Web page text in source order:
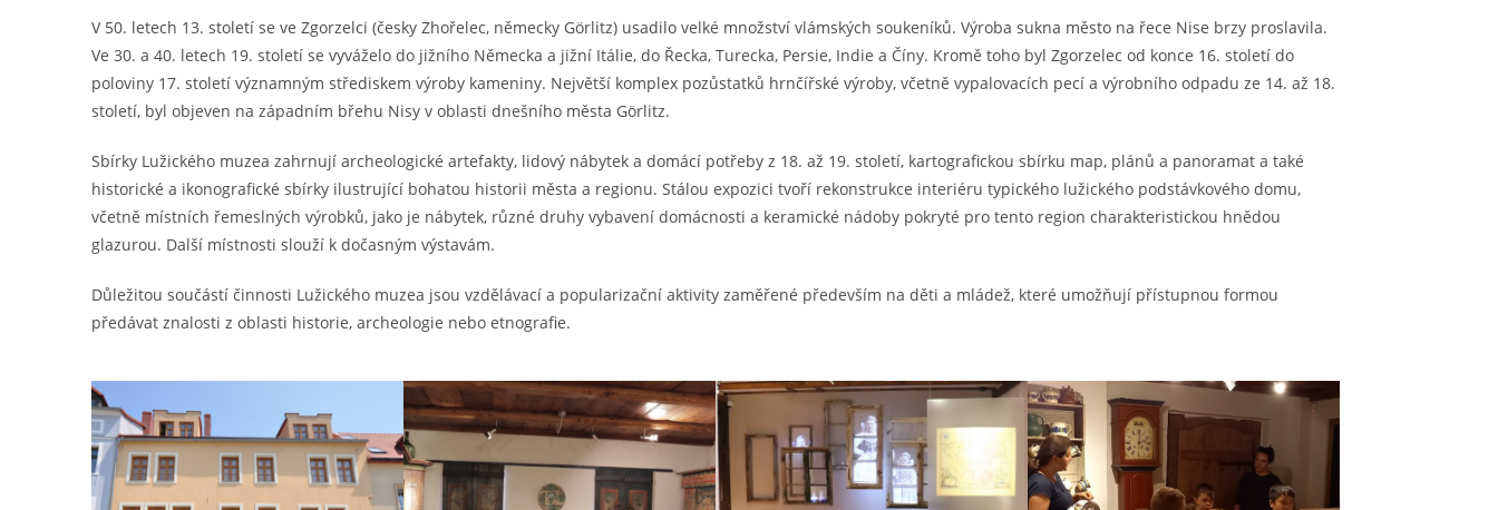
V 50. letech 13. století se ve Zgorzelci (česky Zhořelec, německy Görlitz) usadilo velké množství vlámských soukeníků. Výroba sukna město na řece Nise brzy proslavila.
Ve 30. a 40. letech 19. století se vyváželo do jižního Německa a jižní Itálie, do Řecka, Turecka, Persie, Indie a Číny. Kromě toho byl Zgorzelec od konce 16. století do
poloviny 17. století významným střediskem výroby kameniny. Největší komplex pozůstatků hrnčířské výroby, včetně vypalovacích pecí a výrobního odpadu ze 14. až 18.
století, byl objeven na západním břehu Nisy v oblasti dnešního města Görlitz.
Sbírky Lužického muzea zahrnují archeologické artefakty, lidový nábytek a domácí potřeby z 18. až 19. století, kartografickou sbírku map, plánů a panoramat a také
historické a ikonografické sbírky ilustrující bohatou historii města a regionu. Stálou expozici tvoří rekonstrukce interiéru typického lužického podstávkového domu,
včetně místních řemeslných výrobků, jako je nábytek, různé druhy vybavení domácnosti a keramické nádoby pokryté pro tento region charakteristickou hnědou
glazurou. Další místnosti slouží k dočasným výstavám.
Důležitou součástí činnosti Lužického muzea jsou vzdělávací a popularizační aktivity zaměřené především na děti a mládež, které umožňují přístupnou formou
předávat znalosti z oblasti historie, archeologie nebo etnografie.